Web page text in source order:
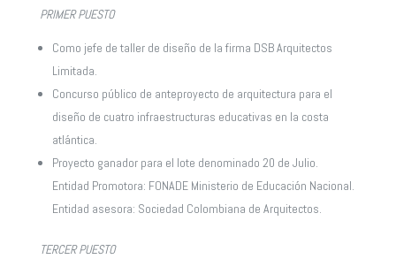
PRIMER PUESTO
Como jefe de taller de diseño de la firma DSB Arquitectos
Limitada.
Concurso público de anteproyecto de arquitectura para el
diseño de cuatro infraestructuras educativas en la costa
atlántica.
Proyecto ganador para el lote denominado 20 de Julio.
Entidad Promotora: FONADE Ministerio de Educación Nacional.
Entidad asesora: Sociedad Colombiana de Arquitectos.
TERCER PUESTO